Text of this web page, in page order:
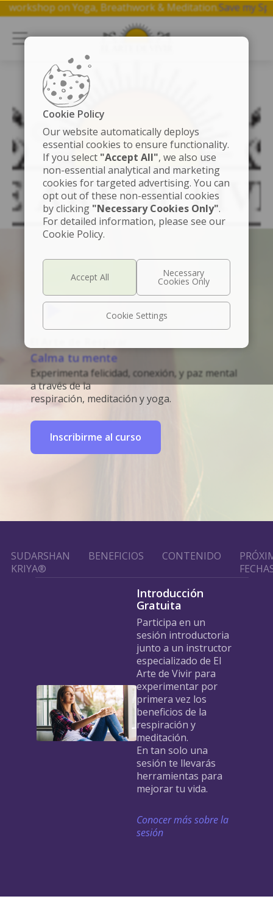
free 1 hr workshop on Yoga, Breathwork & Meditation.
test
Calma tu mente
Experimenta felicidad, conexión, y paz mental
a través de la
respiración, meditación y yoga.
Inscribirme al curso
SUDARSHAN
KRIYA®
BENEFICIOS CONTENIDO
Introducción
Gratuita
Participa en un
sesión introductoria
junto a un instructor
especializado de El
Arte de Vivir para
experimentar por
primera vez los
beneficios de la
respiración y
meditación.
En tan solo una
sesión te llevarás
herramientas para
mejorar tu vida.
Conocer más sobre la
sesión
Cookie Policy
Our website automatically deploys
essential cookies to ensure functionality.
If you select "Accept All", we also use
non-essential analytical and marketing
cookies for targeted advertising. You can
opt out of these non-essential cookies
by clicking "Necessary Cookies Only".
For detailed information, please see our
Cookie Policy.
Cookie Settings